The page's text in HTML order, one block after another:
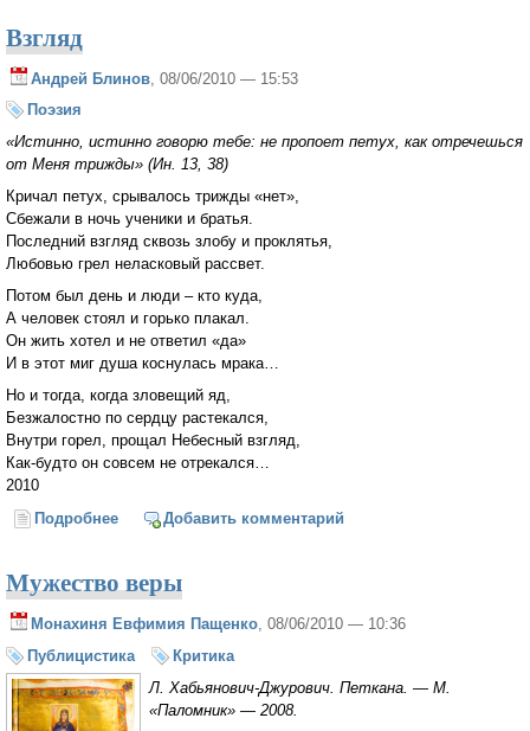
Взгляд
Андрей Блинов , 08/06/2010 — 15:53
Поэзия
«Истинно, истинно говорю тебе: не пропоет петух, как отречешься
от Меня трижды» (Ин. 13, 38)
Кричал петух, срывалось трижды «нет»,
Сбежали в ночь ученики и братья.
Последний взгляд сквозь злобу и проклятья,
Любовью грел неласковый рассвет.
Потом был день и люди – кто куда,
А человек стоял и горько плакал.
Он жить хотел и не ответил «да»
И в этот миг душа коснулась мрака…
Но и тогда, когда зловещий яд,
Безжалостно по сердцу растекался,
Внутри горел, прощал Небесный взгляд,
Как-будто он совсем не отрекался…
2010
Подробнее о ВзглядДобавить комментарий
Мужество веры
Монахиня Евфимия Пащенко, 08/06/2010 — 10:36
Публицистика
Критика
Л. Хабьянович-Джурович. Петкана. — М.
«Паломник» — 2008.